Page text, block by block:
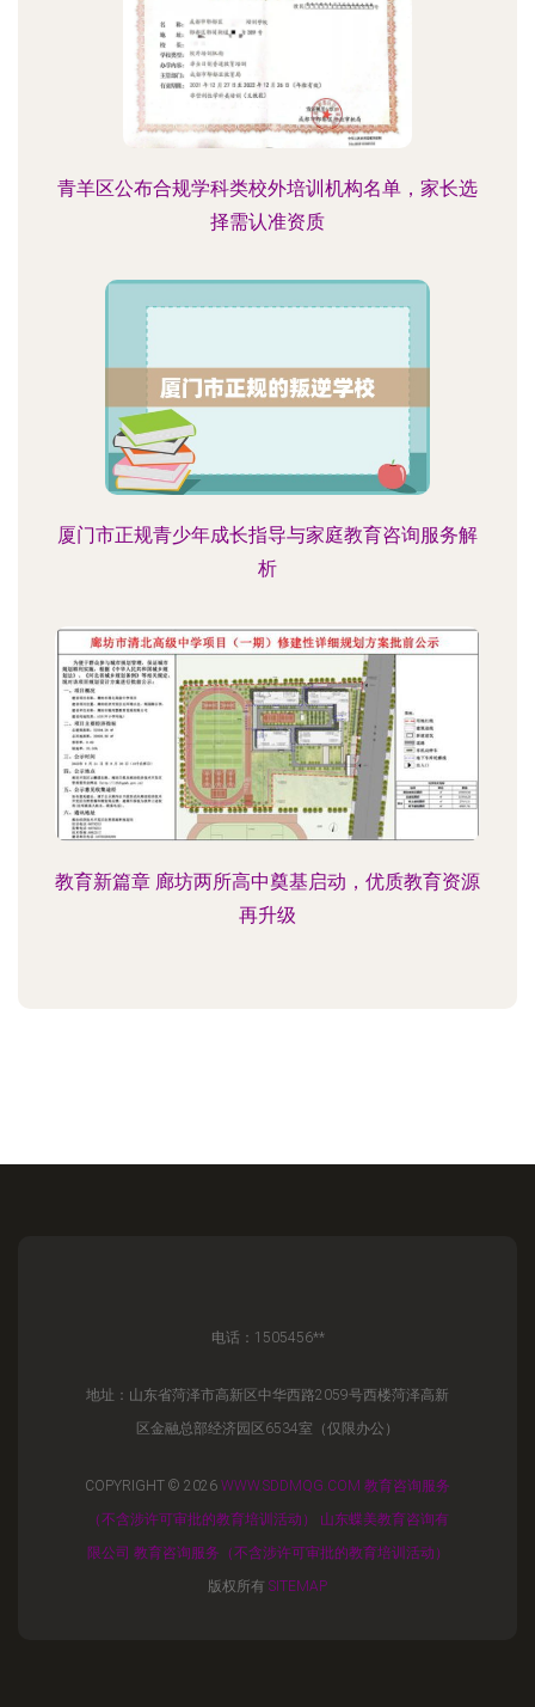
青羊区公布合规学科类校外培训机构名单，家长选
择需认准资质
厦门市正规青少年成长指导与家庭教育咨询服务解
析
教育新篇章 廊坊两所高中奠基启动，优质教育资源
再升级
电话：1505456**
地址：山东省菏泽市高新区中华西路2059号西楼菏泽高新
区金融总部经济园区6534室（仅限办公）
COPYRIGHT © 2026 WWW.SDDMQG.COM 教育咨询服务
（不含涉许可审批的教育培训活动）
山东蝶美教育咨询有
限公司 教育咨询服务（不含涉许可审批的教育培训活动）
版权所有 SITEMAP